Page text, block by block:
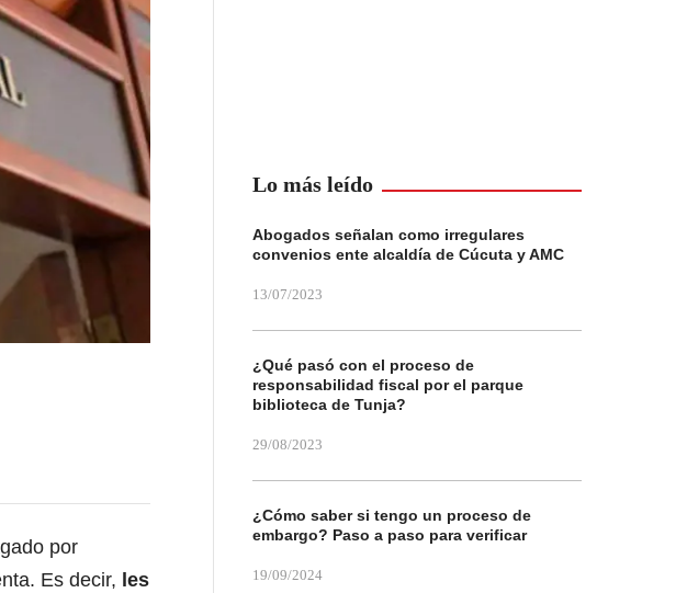
por
Es decir, les
Lo más leído
Abogados señalan como irregulares
convenios ente alcaldía de Cúcuta y AMC
13/07/2023
¿Qué pasó con el proceso de
responsabilidad fiscal por el parque
biblioteca de Tunja?
29/08/2023
¿Cómo saber si tengo un proceso de
embargo? Paso a paso para verificar
19/09/2024